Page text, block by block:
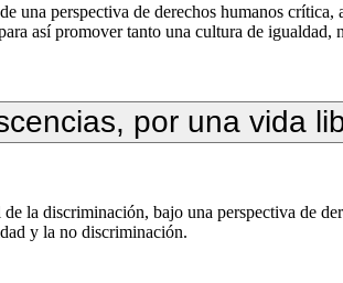
una perspectiva de derechos humanos
así promover tanto una cultura de
por una vida
la discriminación, bajo una perspectiva de
y la no discriminación.